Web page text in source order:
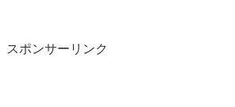
スポンサーリンク